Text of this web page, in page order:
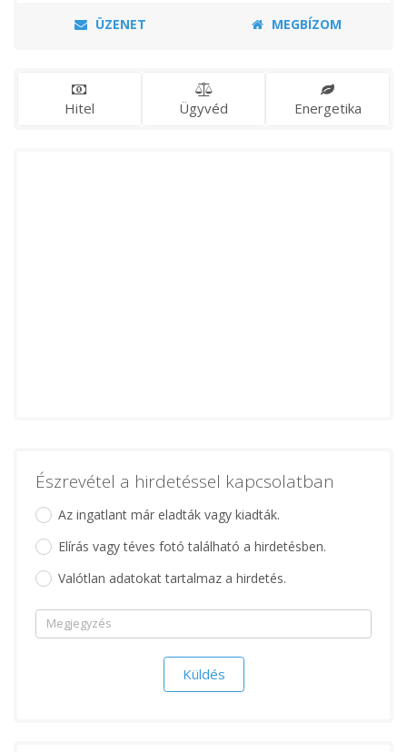
ÜZENET MEGBÍZOM
Hitel Ügyvéd Energetika
Észrevétel a hirdetéssel kapcsolatban
Az ingatlant már eladták vagy kiadták.
Elírás vagy téves fotó található a hirdetésben.
Valótlan adatokat tartalmaz a hirdetés.